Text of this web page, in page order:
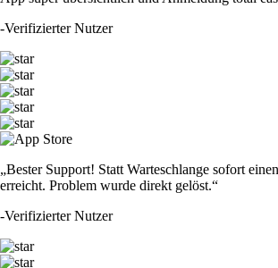
-Verifizierter Nutzer
„Bester Support! Statt Warteschlange sofort
erreicht. Problem wurde direkt gelöst.“
-Verifizierter Nutzer